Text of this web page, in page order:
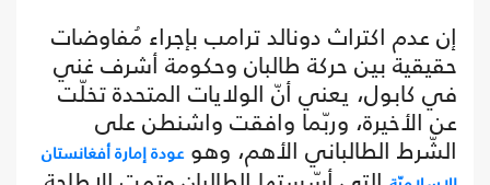
إن عدم اكتراث دونالد ترامب بإجراء مُفاوضات
حقيقية بين حركة طالبان وحكومة أشرف غني
في كابول، يعني أنّ الولايات المتحدة تخلّت
عن الأخيرة، وربّما وافقت واشنطن على
الشّرط الطالباني الأهم، وهوعودة إمارة أفغانستان